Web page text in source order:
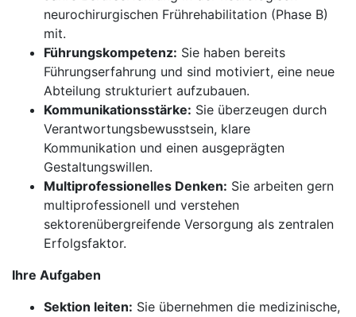
neurochirurgischen Frührehabilitation (Phase B)
mit.
Führungskompetenz: Sie haben bereits
Führungserfahrung und sind motiviert, eine neue
Abteilung strukturiert aufzubauen.
Kommunikationsstärke: Sie überzeugen durch
Verantwortungsbewusstsein, klare
Kommunikation und einen ausgeprägten
Gestaltungswillen.
Multiprofessionelles Denken: Sie arbeiten gern
multiprofessionell und verstehen
sektorenübergreifende Versorgung als zentralen
Erfolgsfaktor.
Ihre Aufgaben
Sektion leiten: Sie übernehmen die medizinische,